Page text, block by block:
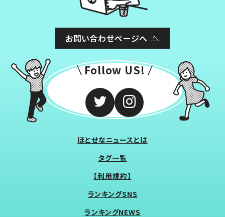
お問い合わせページへ
Follow US!
ほとせなニュースとは
タグ一覧
【利用規約】
ランキングSNS
ランキングNEWS